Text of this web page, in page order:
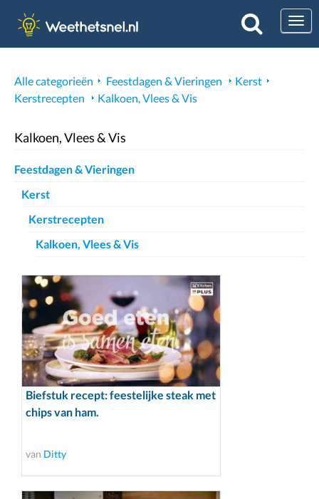
Alle categorieën Feestdagen & Vieringen
Kerst
Kerstrecepten
Kalkoen, Vlees & Vis
Kalkoen, Vlees & Vis
Feestdagen & Vieringen
Kerst
Kerstrecepten
Kalkoen, Vlees & Vis
Biefstuk recept: feestelijke steak met
chips van ham.
van Ditty